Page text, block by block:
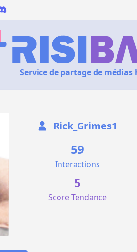
Service de partage de
Rick_Grimes1
59
Interactions
5
Score Tendance